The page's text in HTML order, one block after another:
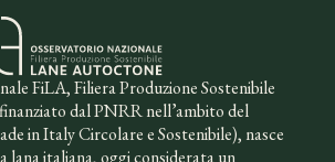
FiLA, Filiera Produzione Sostenibile
dal PNRR nell’ambito del
in Italy Circolare e Sostenibile), nasce